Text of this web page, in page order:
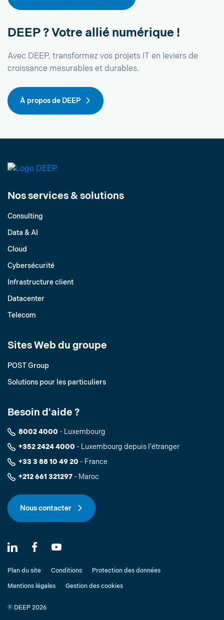
DEEP ? Votre allié numérique !
Avec DEEP, transformez vos projets IT en leviers de
croissance mesurables et durables.
À propos de DEEP
Nos services & solutions
Consulting
Data & AI
Cloud
Cybersécurité
Infrastructure client
Datacenter
Telecom
Sites Web du groupe
POST Group
Solutions pour les particuliers
Besoin d'aide ?
8002 4000 - Luxembourg
+352 2424 4000 - Luxembourg depuis l'étranger
+33 3 88 10 49 20 - France
+212 661 321297 - Maroc
Nous contacter
Plan du site Conditions Protection des données
Mentions légales Gestion des cookies
© DEEP 2026